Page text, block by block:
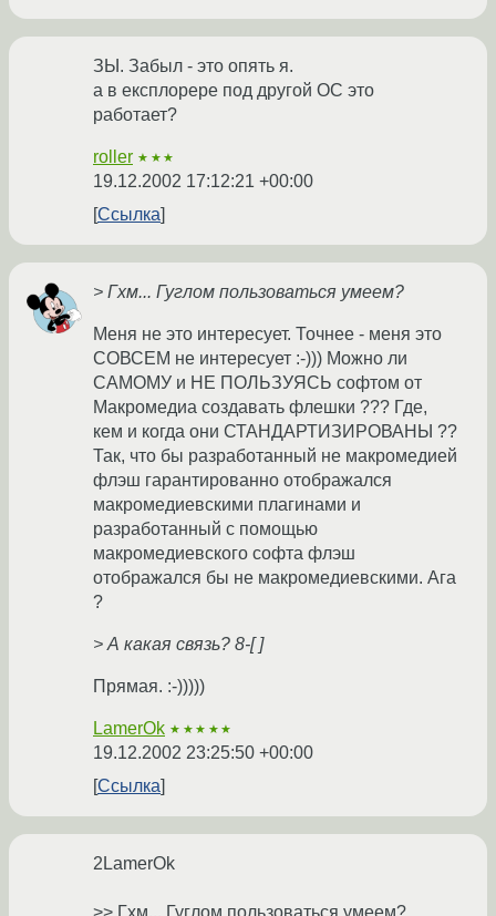
ЗЫ. Забыл - это опять я.
а в експлорере под другой ОС это
работает?
roller ★★★
19.12.2002 17:12:21 +00:00
Ссылка
> Гхм... Гуглом пользоваться умеем?
Меня не это интересует. Точнее - меня это
СОВСЕМ не интересует :-))) Можно ли
САМОМУ и НЕ ПОЛЬЗУЯСЬ софтом от
Макромедиа создавать флешки ??? Где,
кем и когда они СТАНДАРТИЗИРОВАНЫ ??
Так, что бы разработанный не макромедией
флэш гарантированно отображался
макромедиевскими плагинами и
разработанный с помощью
макромедиевского софта флэш
отображался бы не макромедиевскими. Ага
?
> А какая связь? 8-[ ]
Прямая. :-)))))
LamerOk ★★★★★
19.12.2002 23:25:50 +00:00
Ссылка
2LamerOk